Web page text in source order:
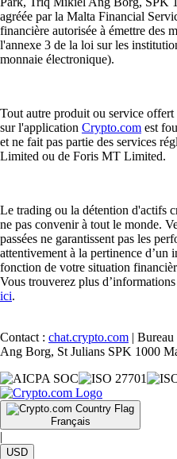
agréée par la Malta Financial
financière autorisée à émettre des
l'annexe 3 de la loi sur les
monnaie électronique).
Tout autre produit ou service offert
sur l'application Crypto.com est
et ne fait pas partie des services
Limited ou de Foris MT Limited.
Le trading ou la détention d'actifs
ne pas convenir à tout le monde.
passées ne garantissent pas les
attentivement à la pertinence d’un
fonction de votre situation
Vous trouverez plus
ici.
Contact : chat.crypto.com |
Ang Borg, St Julians SPK 1000
Français
|
USD